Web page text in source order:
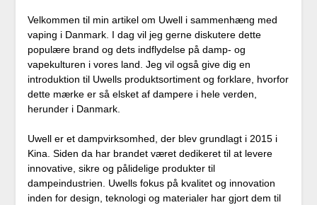
Velkommen til min artikel om Uwell i sammenhæng med
vaping i Danmark. I dag vil jeg gerne diskutere dette
populære brand og dets indflydelse på damp- og
vapekulturen i vores land. Jeg vil også give dig en
introduktion til Uwells produktsortiment og forklare, hvorfor
dette mærke er så elsket af dampere i hele verden,
herunder i Danmark.
Uwell er et dampvirksomhed, der blev grundlagt i 2015 i
Kina. Siden da har brandet været dedikeret til at levere
innovative, sikre og pålidelige produkter til
dampeindustrien. Uwells fokus på kvalitet og innovation
inden for design, teknologi og materialer har gjort dem til